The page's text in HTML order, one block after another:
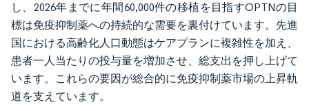
し、2026年までに年間60,000件の移植を目指すOPTNの目
標は免疫抑制薬への持続的な需要を裏付けています。先進
国における高齢化人口動態はケアプランに複雑性を加え、
患者一人当たりの投与量を増加させ、総支出を押し上げて
います。これらの要因が総合的に免疫抑制薬市場の上昇軌
道を支えています。